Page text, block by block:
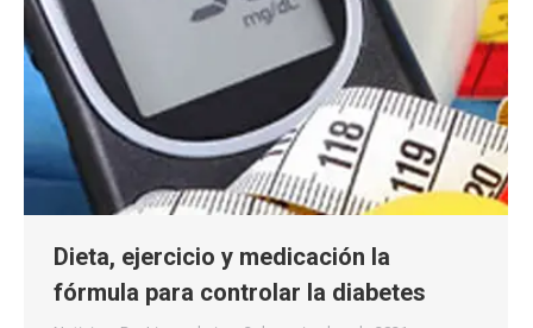
Dieta, ejercicio y medicación la
fórmula para controlar la diabetes